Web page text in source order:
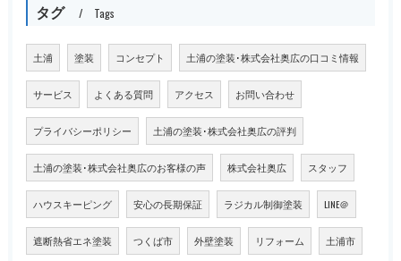
タグ Tags
土浦 塗装 コンセプト 土浦の塗装･株式会社奥広の口コミ情報
サービス よくある質問 アクセス お問い合わせ
プライバシーポリシー 土浦の塗装･株式会社奥広の評判
土浦の塗装･株式会社奥広のお客様の声 株式会社奥広 スタッフ
ハウスキーピング 安心の長期保証 ラジカル制御塗装 LINE＠
遮断熱省エネ塗装 つくば市 外壁塗装 リフォーム 土浦市